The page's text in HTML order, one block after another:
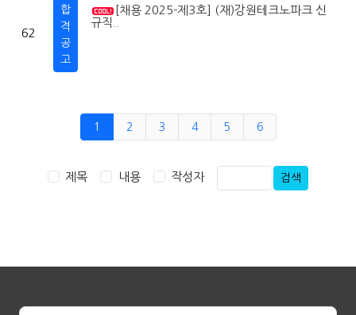
62
합
격
공
고
[채용 2025-제3호] (재)강원테크노파크 신
규직..
1 2 3 4 5 6
제목 내용 작성자 검색